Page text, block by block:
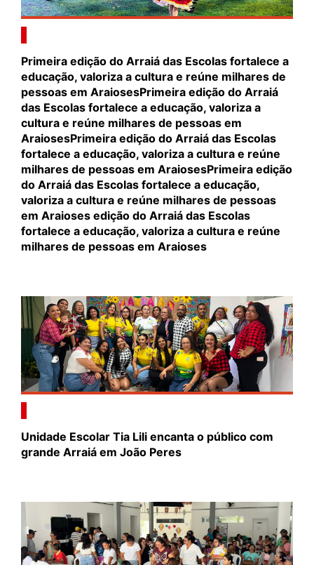
Primeira edição do Arraiá das Escolas fortalece a
educação, valoriza a cultura e reúne milhares de
pessoas em AraiosesPrimeira edição do Arraiá
das Escolas fortalece a educação, valoriza a
cultura e reúne milhares de pessoas em
AraiosesPrimeira edição do Arraiá das Escolas
fortalece a educação, valoriza a cultura e reúne
milhares de pessoas em AraiosesPrimeira edição
do Arraiá das Escolas fortalece a educação,
valoriza a cultura e reúne milhares de pessoas
em Araioses edição do Arraiá das Escolas
fortalece a educação, valoriza a cultura e reúne
milhares de pessoas em Araioses
Unidade Escolar Tia Lili encanta o público com
grande Arraiá em João Peres